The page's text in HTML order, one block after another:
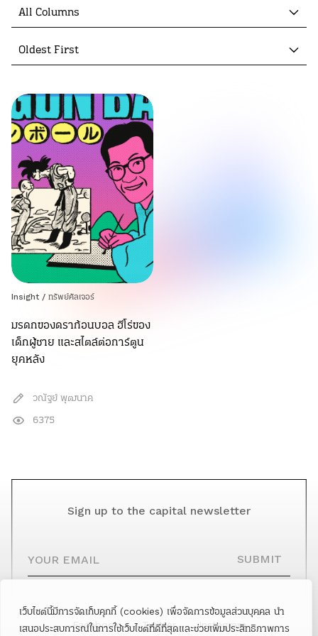
เว็บไซต์นี้มีการจัดเก็บคุกกี้ (cookies) เพื่อจัดการข้อมูลส่วนบุคคล นำ
เสนอประสบการณ์ในการใช้เว็บไซต์ที่ดีที่สุดและช่วยเพิ่มประสิทธิภาพการ
All Columns
Oldest First
Insight / ทรัพย์คัลเจอร์
มรดกของดราก้อนบอล ฮีโร่ของ
เด็กผู้ชาย และสไตล์ต่อการ์ตูน
ยุคหลัง
วณัฐย์ พุฒนาค
6375
Sign up to the capital newsletter
SUBMIT
Facebook Twitter Instagram